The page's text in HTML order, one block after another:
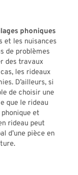
phoniques
et les nuisances
de problèmes
des travaux
les rideaux
D’ailleurs, si
de choisir une
que le rideau
et
rideau peut
d’une pièce en